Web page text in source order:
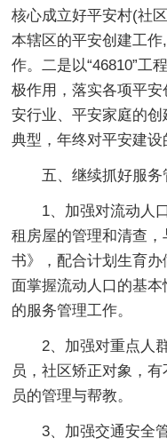
核心成立好平安村(社
本辖区的平安创建工
作。二是以“46810”工
极作用，落实各项平
安行业、平安家庭的
典型，年终对平安建设
五、继续抓好服
1、加强对流动人
租房屋的管理和清查
书》，配合计划生育
面掌握流动人口的基
的服务管理工作。
2、加强对重点人
员，社区矫正对象，
员的管理与帮教。
3、加强交通安全